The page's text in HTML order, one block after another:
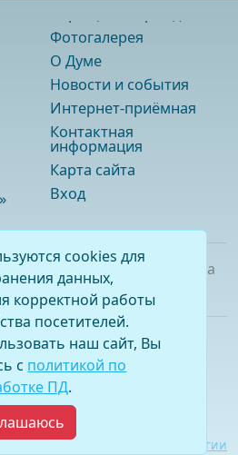
Фотогалерея
О Думе
Новости и события
Интернет-приёмная
Контактная
информация
Карта сайта
Вход
Думы городского округа
«город Саянск»
использовании
обязательна.
гиперссылка на
сайта: Виртуальные технологии
cookies для
данных,
корректной работы
посетителей.
наш сайт, Вы
с политикой по
ПД.